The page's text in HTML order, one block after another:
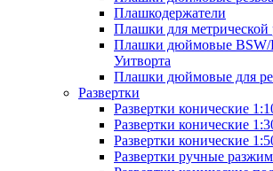
Плашкодержатели
Плашки для
Плашки дюймовые BSW/
Уитворта
Плашки дюймовые для
Развертки
Развертки конические
Развертки конические
Развертки конические
Развертки ручные